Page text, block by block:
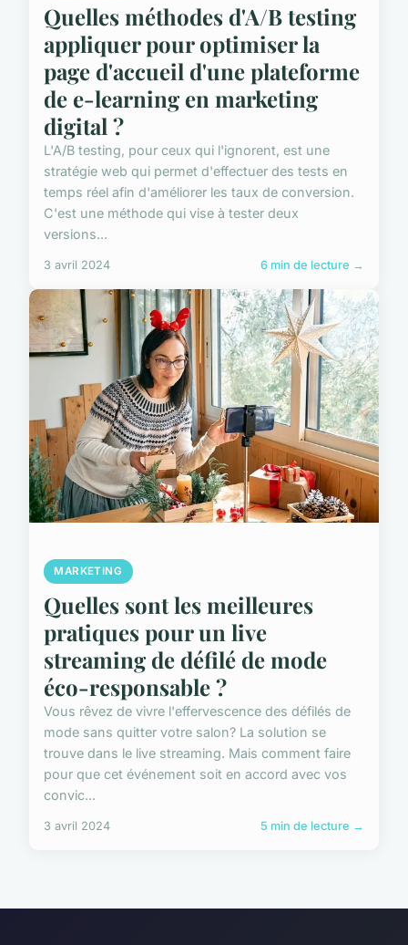
Quelles méthodes d'A/B testing
appliquer pour optimiser la
page d'accueil d'une plateforme
de e-learning en marketing
digital ?
L'A/B testing, pour ceux qui l'ignorent, est une
stratégie web qui permet d'effectuer des tests en
temps réel afin d'améliorer les taux de conversion.
C'est une méthode qui vise à tester deux
versions...
3 avril 2024 6 min de lecture →
MARKETING
Quelles sont les meilleures
pratiques pour un live
streaming de défilé de mode
éco-responsable ?
Vous rêvez de vivre l'effervescence des défilés de
mode sans quitter votre salon? La solution se
trouve dans le live streaming. Mais comment faire
pour que cet événement soit en accord avec vos
convic...
3 avril 2024 5 min de lecture →